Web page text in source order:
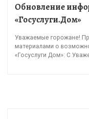
Обновление
«Госуслуги.Дом»
Уважаемые горожане!
материалами о
«Госуслуги Дом»: С